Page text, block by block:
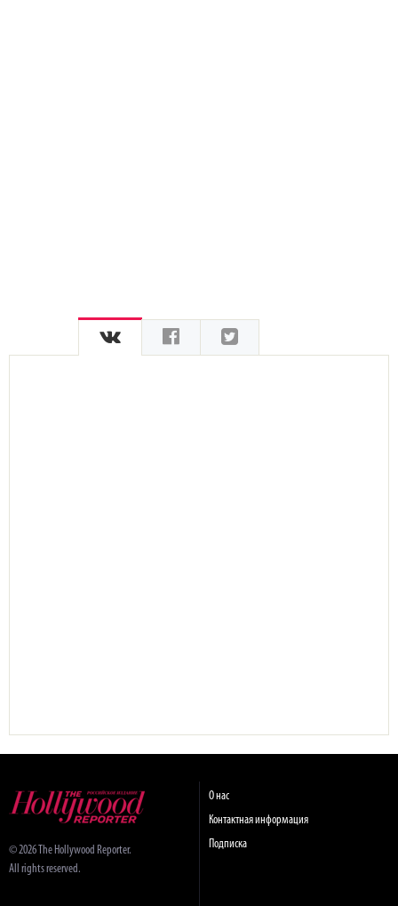
© 2026 The Hollywood Reporter.
All rights reserved.
О нас
Контактная информация
Подписка